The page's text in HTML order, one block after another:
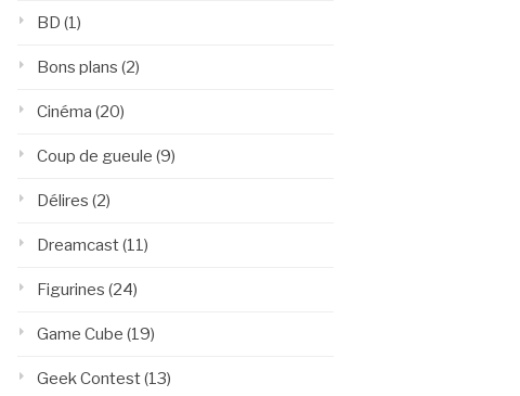
BD (1)
Bons plans (2)
Cinéma (20)
Coup de gueule (9)
Délires (2)
Dreamcast(11)
Figurines (24)
Game Cube (19)
Geek Contest(13)